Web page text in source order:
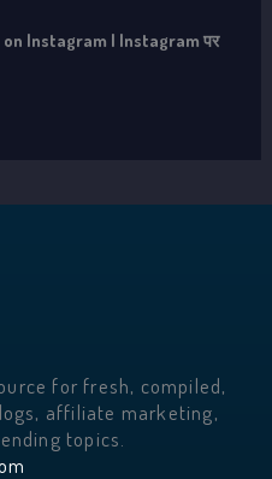
on Instagram | Instagram पर
for fresh, compiled,
affiliate marketing,
topics.